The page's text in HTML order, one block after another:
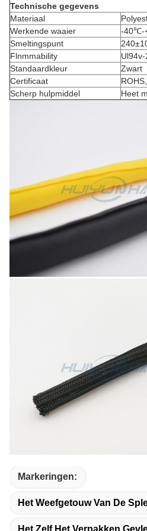
Technische gegevens
Materiaal
Werkende waaier
-40℃-
Smeltingspunt
Flnmmability
Ul94v-
Standaardkleur
Zwart
Certificaat
Scherp hulpmiddel
Heet
Markeringen:
Het Weefgetouw Van De